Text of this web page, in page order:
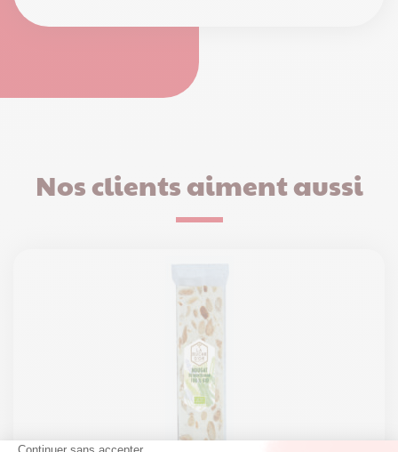
Nos clients aiment aussi